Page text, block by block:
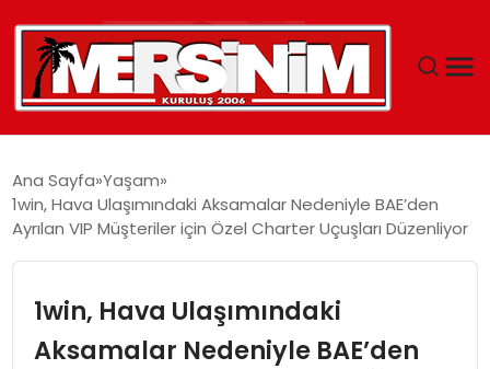
YAŞAM
Ana Sayfa Yaşam
1win, Hava Ulaşımındaki Aksamalar Nedeniyle BAE’den
Ayrılan VIP Müşteriler için Özel Charter Uçuşları Düzenliyor
1win, Hava Ulaşımındaki
Aksamalar Nedeniyle BAE’den